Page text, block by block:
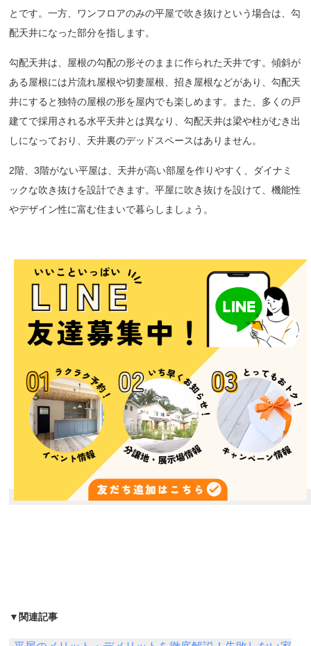
とです。一方、ワンフロアのみの平屋で吹き抜けという場合は、勾
配天井になった部分を指します。
勾配天井は、屋根の勾配の形そのままに作られた天井です。傾斜が
ある屋根には片流れ屋根や切妻屋根、招き屋根などがあり、勾配天
井にすると独特の屋根の形を屋内でも楽しめます。また、多くの戸
建てで採用される水平天井とは異なり、勾配天井は梁や柱がむき出
しになっており、天井裏のデッドスペースはありません。
2階、3階がない平屋は、天井が高い部屋を作りやすく、ダイナミ
ックな吹き抜けを設計できます。平屋に吹き抜けを設けて、機能性
やデザイン性に富む住まいで暮らしましょう。
▼関連記事